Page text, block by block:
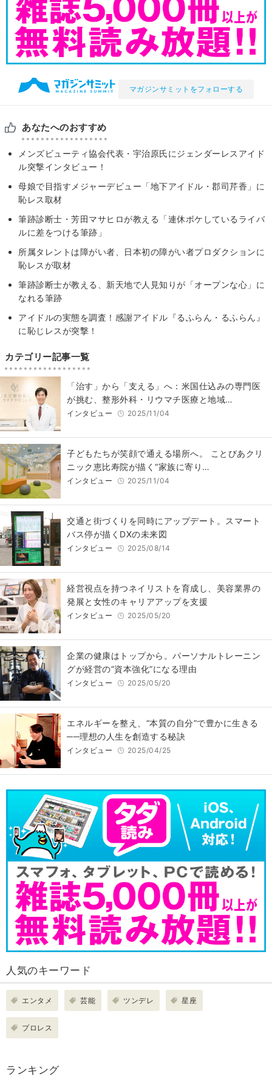
マガジンサミットをフォローする
あなたへのおすすめ
メンズビューティ協会代表・宇治原氏にジェンダーレスアイド
ル突撃インタビュー！
母娘で目指すメジャーデビュー「地下アイドル・郡司芹香」に
恥レス取材
筆跡診断士・芳田マサヒロが教える「連休ボケしているライバ
ルに差をつける筆跡」
所属タレントは障がい者、日本初の障がい者プロダクションに
恥レスが取材
筆跡診断士が教える、新天地で人見知りが「オープンな心」に
なれる筆跡
アイドルの実態を調査！感謝アイドル『るふらん・るふらん』
に恥じレスが突撃！
カテゴリー記事一覧
「治す」から「支える」へ：米国仕込みの専門医
が挑む、整形外科・リウマチ医療と地域…
インタビュー 2025/11/04
子どもたちが笑顔で通える場所へ。 ことびあクリ
ニック恵比寿院が描く“家族に寄り…
インタビュー 2025/11/04
交通と街づくりを同時にアップデート。スマート
バス停が描くDXの未来図
インタビュー 2025/08/14
経営視点を持つネイリストを育成し、美容業界の
発展と女性のキャリアアップを支援
インタビュー 2025/05/20
企業の健康はトップから。パーソナルトレーニン
グが経営の“資本強化”になる理由
インタビュー 2025/05/20
エネルギーを整え、“本質の自分”で豊かに生きる
──理想の人生を創造する秘訣
インタビュー 2025/04/25
人気のキーワード
エンタメ 芸能 ツンデレ 星座
プロレス
ランキング